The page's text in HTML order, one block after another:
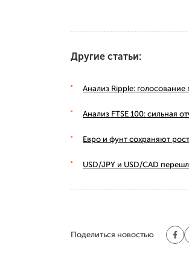
Другие статьи:
Анализ Ripple:
Анализ FTSE 100: сильная
Евро и фунт сохраняют
USD/JPY и USD/CAD
Поделиться новостью